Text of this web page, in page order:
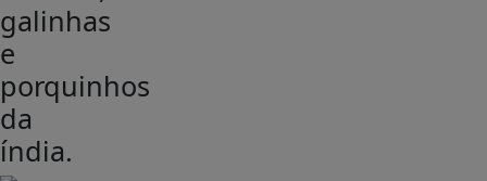
galinhas
e
porquinhos
da
índia.